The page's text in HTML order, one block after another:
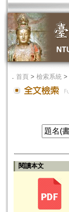
． 首頁 > 檢索系統 >
閱讀本文